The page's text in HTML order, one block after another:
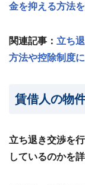
金を抑える方法
関連記事： 立ち
方法や控除制度
賃借人の物
立ち退き交渉を
しているのかを